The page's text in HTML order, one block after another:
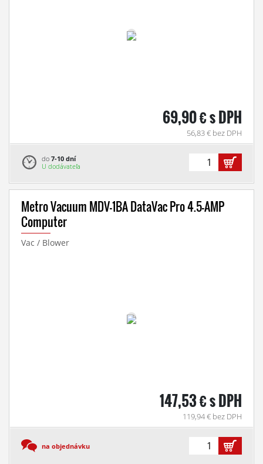
69,90 € s DPH
56,83 € bez DPH
do 7-10 dní
U dodávateľa
Metro Vacuum MDV-1BA DataVac Pro 4.5-AMP
Computer
Vac / Blower
147,53 € s DPH
119,94 € bez DPH
na objednávku